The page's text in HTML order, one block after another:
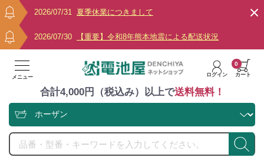
2026/07/31 夏季休業につきまして
2026/07/30 【重要】令和8年熊本地震による配送状況
メニュー ログイン カート
0
合計4,000円（税込み）以上で送料無料！